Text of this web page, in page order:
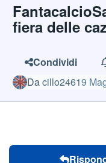
fiera delle
Condividi
Dacillo24619